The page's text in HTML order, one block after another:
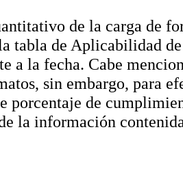
de la carga de
tabla de Aplicabilidad
a la fecha. Cabe
sin embargo, para
porcentaje de
la información